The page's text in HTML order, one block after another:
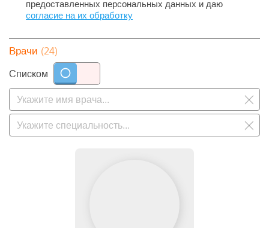
предоставленных персональных данных и даю
согласие на их обработку
Врачи (24)
Списком